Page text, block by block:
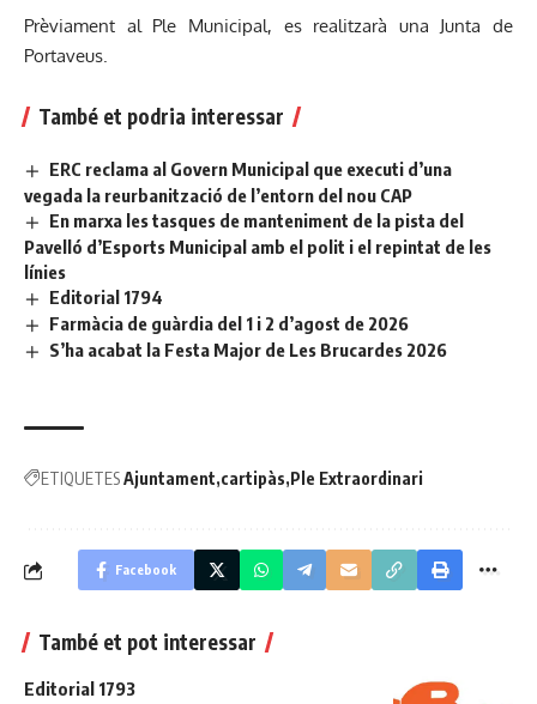
Prèviament al Ple Municipal, es realitzarà una Junta de
Portaveus.
També et podria interessar
ERC reclama al Govern Municipal que executi d’una
vegada la reurbanització de l’entorn del nou CAP
En marxa les tasques de manteniment de la pista del
Pavelló d’Esports Municipal amb el polit i el repintat de les
línies
Editorial 1794
Farmàcia de guàrdia del 1 i 2 d’agost de 2026
S’ha acabat la Festa Major de Les Brucardes 2026
ETIQUETESAjuntament cartipàs Ple Extraordinari
Facebook
També et pot interessar
Editorial 1793